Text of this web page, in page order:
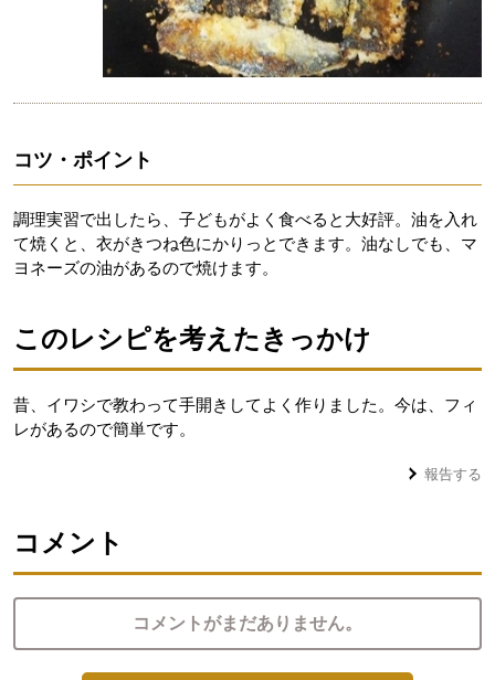
コツ・ポイント
調理実習で出したら、子どもがよく食べると大好評。油を入れ
て焼くと、衣がきつね色にかりっとできます。油なしでも、マ
ヨネーズの油があるので焼けます。
このレシピを考えたきっかけ
昔、イワシで教わって手開きしてよく作りました。今は、フィ
レがあるので簡単です。
報告する
コメント
コメントがまだありません。